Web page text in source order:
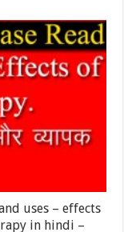
uses – effects
in hindi –